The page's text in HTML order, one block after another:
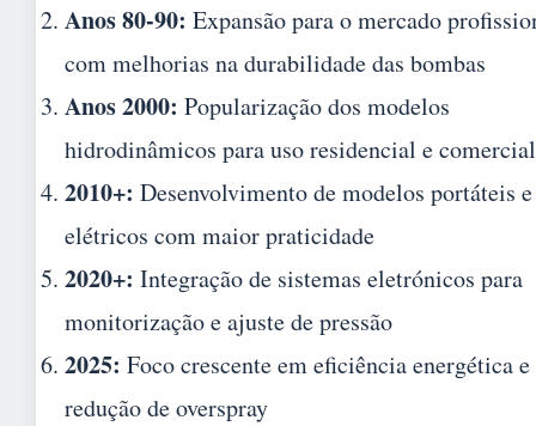
Anos 80-90: Expansão para o mercado
com melhorias na durabilidade das bombas
Anos 2000: Popularização dos modelos
hidrodinâmicos para uso residencial e comercial
2010+: Desenvolvimento de modelos portáteis e
elétricos com maior praticidade
2020+: Integração de sistemas eletrónicos para
monitorização e ajuste de pressão
2025: Foco crescente em eficiência energética e
redução de overspray